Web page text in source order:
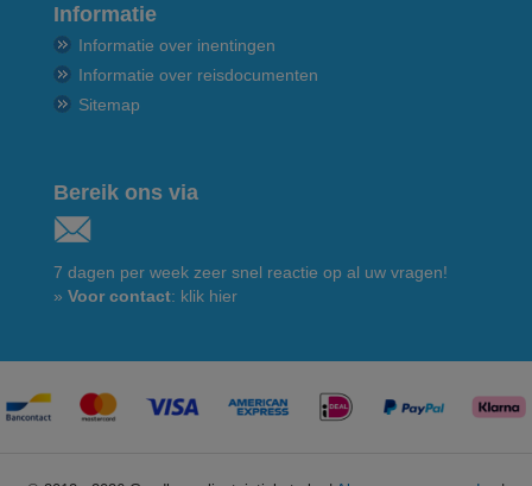
Informatie
Informatie over inentingen
Informatie over reisdocumenten
Sitemap
Bereik ons via
7 dagen per week zeer snel reactie op al uw vragen!
» Voor contact: klik hier